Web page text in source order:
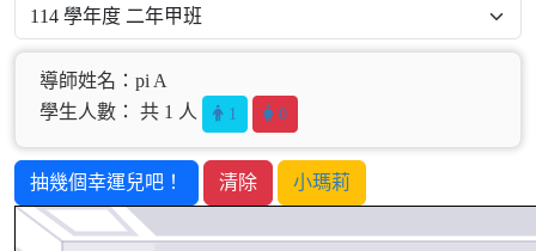
導師姓名：pi A
學生人數： 共 1 人
1 0
抽幾個幸運兒吧！ 清除 小瑪莉